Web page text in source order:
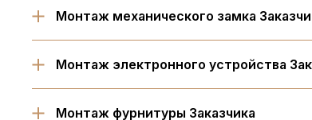
Монтаж механического замка
Монтаж электронного устройства
Монтаж фурнитуры Заказчика